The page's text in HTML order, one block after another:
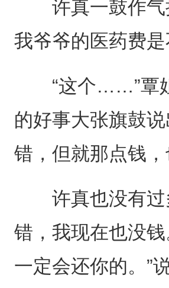
许真一鼓作气
我爷爷的医药费
“这个……”覃姐
的好事大张旗鼓
错，但就那点钱
许真也没有过
错，我现在也没
一定会还你的。”